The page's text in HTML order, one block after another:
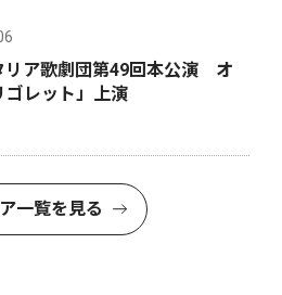
リア歌劇団第49回本公演 オ
ゴレット」上演
一覧を見る